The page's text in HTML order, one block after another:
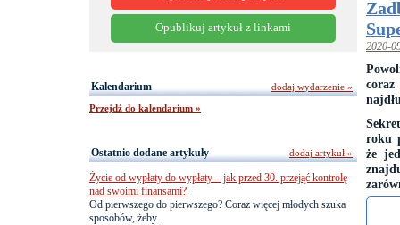
2020-
roku
że
Opublikuj artykuł z linkami
Kalendarium
Przejdź do kalendarium »
dodaj wydarzenie »
Ostatnio dodane artykuły
Życie od wypłaty do wypłaty – jak przed 30. przejąć kontrolę
nad swoimi finansami?
Od pierwszego do pierwszego? Coraz więcej młodych szuka
sposobów, żeby...
dodaj artykuł »